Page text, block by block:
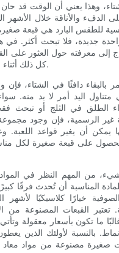
وهذا يعني أن الوقت قد حان
الدفء والأناقة خلال الأشهر
للطقس البارد هي قبعة
جديدة، فلا تبحث أكثر. في
إلى معرفته حول العثور على
كل ذلك أثناء التسوق بكميات كبيرة.
بالبقاء دافئًا في الشتاء،
متناول اليد أمر لا بد منه.
الطلق في الثلج أو تبحث
غير الرسمية، فإن وجود
يمكن أن يغير قواعد اللعبة.
على قبعة صغيرة لكل
من المهم النظر في
المناسبة أن تُحدث فرقًا
خيارًا كلاسيكيًا
تعتبر القبعات المصنوعة من
ما تكون بأسعار معقولة
بالنسبة لأولئك الذين
صغيرة مصنوعة من مواد معاد